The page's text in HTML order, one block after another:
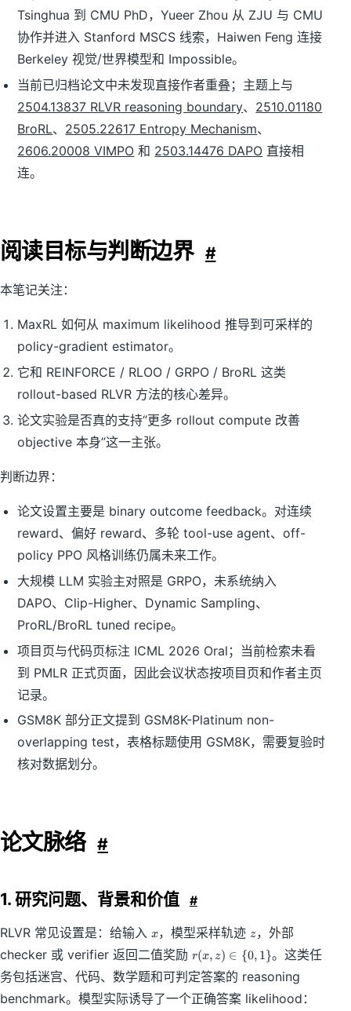
Tsinghua 到 CMU PhD，Yueer Zhou 从 ZJU 与 CMU
协作并进入 Stanford MSCS 线索，Haiwen Feng 连接
Berkeley 视觉/世界模型和 Impossible。
当前已归档论文中未发现直接作者重叠；主题上与
2504.13837 RLVR reasoning boundary、 2510.01180
BroRL、 2505.22617 Entropy Mechanism、
2606.20008 VIMPO 和 2503.14476 DAPO 直接相
连。
阅读目标与判断边界 #
本笔记关注：
MaxRL 如何从 maximum likelihood 推导到可采样的
policy-gradient estimator。
它和 REINFORCE / RLOO / GRPO / BroRL 这类
rollout-based RLVR 方法的核心差异。
论文实验是否真的支持“更多 rollout compute 改善
objective 本身”这一主张。
判断边界：
论文设置主要是 binary outcome feedback。对连续
reward、偏好 reward、多轮 tool-use agent、off-
policy PPO 风格训练仍属未来工作。
大规模 LLM 实验主对照是 GRPO，未系统纳入
DAPO、Clip-Higher、Dynamic Sampling、
ProRL/BroRL tuned recipe。
项目页与代码页标注 ICML 2026 Oral；当前检索未看
到 PMLR 正式页面，因此会议状态按项目页和作者主页
记录。
GSM8K 部分正文提到 GSM8K-Platinum non-
overlapping test，表格标题使用 GSM8K，需要复验时
核对数据划分。
论文脉络 #
1. 研究问题、背景和价值 #
RLVR 常见设置是：给输入 x
x，模型采样轨迹 z
z，外部
checker 或 verifier 返回二值奖励 r
x
,
r(x, z) ∈ {0, 1 }。这类任
务包括迷宫、代码、数学题和可判定答案的 reasoning
benchmark。模型实际诱导了一个正确答案 likelihood：